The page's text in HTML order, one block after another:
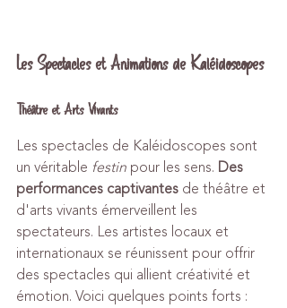
Les Spectacles et Animations de Kaléidoscopes
Théâtre et Arts Vivants
Les spectacles de Kaléidoscopes sont
un véritable festin pour les sens. Des
performances captivantes de théâtre et
d'arts vivants émerveillent les
spectateurs. Les artistes locaux et
internationaux se réunissent pour offrir
des spectacles qui allient créativité et
émotion. Voici quelques points forts :